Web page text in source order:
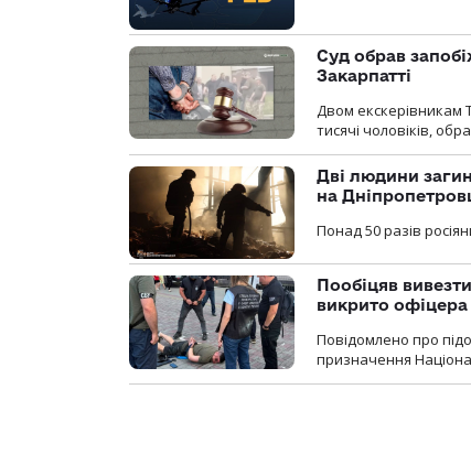
Суд обрав
Закарпатті
Двом екскерівникам
тисячі чоловіків,
Дві людини
на
Понад 50 разів
Пообіцяв
викрито офіцера
Повідомлено про
призначення